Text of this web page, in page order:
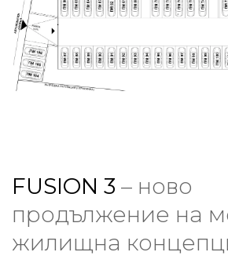
FUSION 3 – ново
продължение на
жилищна